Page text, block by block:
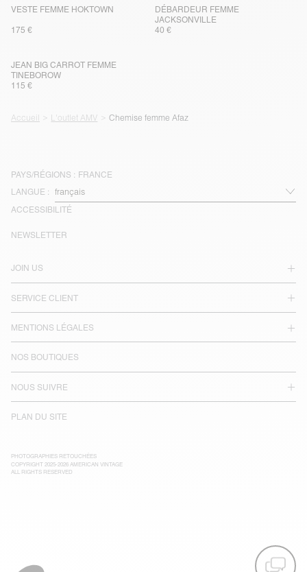
VESTE FEMME HOKTOWN
175 €
DÉBARDEUR FEMME
JACKSONVILLE
40 €
JEAN BIG CARROT FEMME
TINEBOROW
115 €
Accueil L'outlet AMV Chemise femme Afaz
PAYS/RÉGIONS : FRANCE
LANGUE :
ACCESSIBILITÉ
JOIN US
SERVICE CLIENT
MENTIONS LÉGALES
NOS BOUTIQUES
NOUS SUIVRE
PLAN DU SITE
NEWSLETTER
PHOTOGRAPHIES RETOUCHÉES
COPYRIGHT 2025-2026 AMERICAN VINTAGE
ALL RIGHTS RESERVED